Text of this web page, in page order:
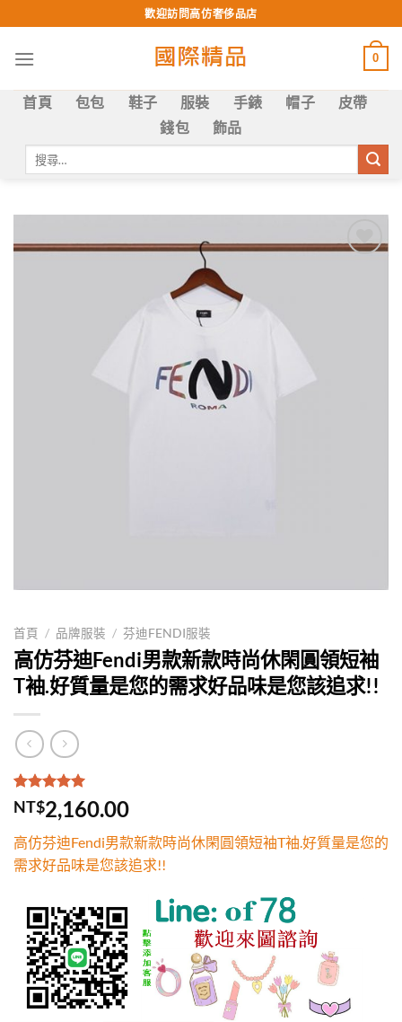
to
content
歡迎訪問高仿奢侈品店
0
首頁 包包 鞋子 服裝 手錶 帽子
皮帶
錢包
飾品
首頁 / 品牌服裝 / 芬迪FENDI服裝
高仿芬迪Fendi男款新款時尚休閑圓領短袖
T袖.好質量是您的需求好品味是您該追求!!
評分5.00 /
5，已有
1
位
分
NT$2,160.00
高仿芬迪Fendi男款新款時尚休閑圓領短袖T袖.好質量是您的
需求好品味是您該追求!!